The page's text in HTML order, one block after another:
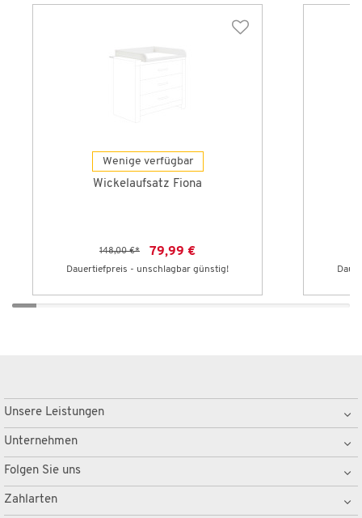
Wenige verfügbar
Wickelaufsatz Fiona
148,00 €* 79,99 €
Dauertiefpreis - unschlagbar günstig!
Unsere Leistungen
Unternehmen
Folgen Sie uns
Zahlarten